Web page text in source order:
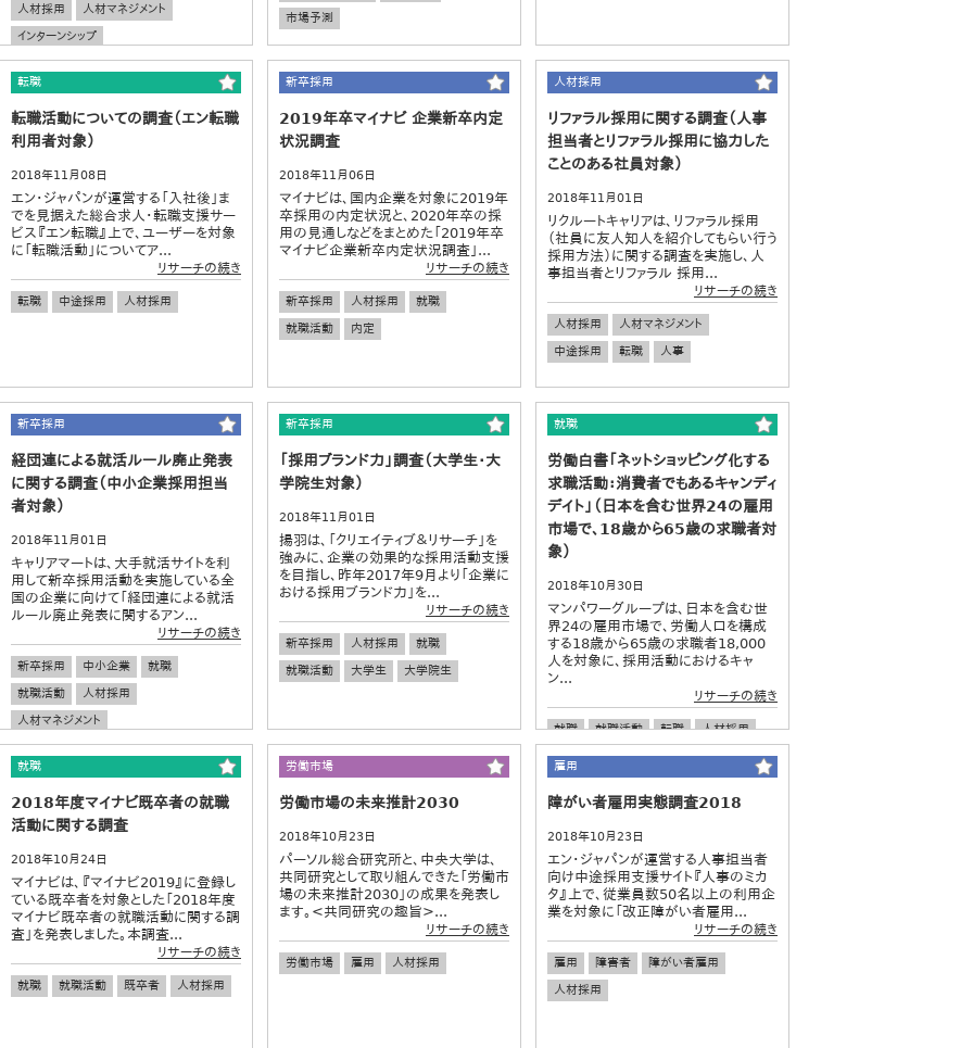
人材採用
人材マネジメント
インターンシップ
市場予測
転職
転職活動についての調査（エン転職
利用者対象）
2018年11月08日
エン・ジャパンが運営する「入社後」ま
でを見据えた総合求人・転職支援サー
ビス『エン転職』上で、ユーザーを対象
に「転職活動」についてア...
リサーチの続き
転職 中途採用 人材採用
新卒採用
2019年卒マイナビ 企業新卒内定
状況調査
2018年11月06日
マイナビは、国内企業を対象に2019年
卒採用の内定状況と、2020年卒の採
用の見通しなどをまとめた「2019年卒
マイナビ企業新卒内定状況調査」...
リサーチの続き
新卒採用 人材採用
就職
就職活動
内定
人材採用
リファラル採用に関する調査（人事
担当者とリファラル採用に協力した
ことのある社員対象）
2018年11月01日
リクルートキャリアは、リファラル採用
（社員に友人知人を紹介してもらい行う
採用方法）に関する調査を実施し、人
事担当者とリファラル 採用...
リサーチの続き
人材採用
人材マネジメント
中途採用
転職 人事
新卒採用
経団連による就活ルール廃止発表
に関する調査（中小企業採用担当
者対象）
2018年11月01日
キャリアマートは、大手就活サイトを利
用して新卒採用活動を実施している全
国の企業に向けて「経団連による就活
ルール廃止発表に関するアン...
リサーチの続き
新卒採用 中小企業
就職
就職活動
人材採用
人材マネジメント
新卒採用
「採用ブランド力」調査（大学生・大
学院生対象）
2018年11月01日
揚羽は、「クリエイティブ＆リサーチ」を
強みに、企業の効果的な採用活動支援
を目指し、昨年2017年9月より「企業に
おける採用ブランド力」を...
リサーチの続き
新卒採用 人材採用
就職
就職活動
大学生 大学院生
就職
労働白書「ネットショッピング化する
求職活動：消費者でもあるキャンディ
デイト」（日本を含む世界24の雇用
市場で、18歳から65歳の求職者対
象）
2018年10月30日
マンパワーグループは、日本を含む世
界24の雇用市場で、労働人口を構成
する18歳から65歳の求職者18,000
人を対象に、採用活動におけるキャ
ン...
リサーチの続き
就職 就職活動 転職
人材採用
新卒採用
中途採用 グローバル調査
就職
2018年度マイナビ既卒者の就職
活動に関する調査
2018年10月24日
マイナビは、『マイナビ2019』に登録し
ている既卒者を対象とした「2018年度
マイナビ既卒者の就職活動に関する調
査」を発表しました。本調査...
リサーチの続き
就職 就職活動 既卒者 人材採用
労働市場
労働市場の未来推計2030
2018年10月23日
パーソル総合研究所と、中央大学は、
共同研究として取り組んできた「労働市
場の未来推計2030」の成果を発表し
ます。<共同研究の趣旨>...
リサーチの続き
労働市場 雇用 人材採用
雇用
障がい者雇用実態調査2018
2018年10月23日
エン・ジャパンが運営する人事担当者
向け中途採用支援サイト『人事のミカ
タ』上で、従業員数50名以上の利用企
業を対象に「改正障がい者雇用...
リサーチの続き
雇用 障害者
障がい者雇用
人材採用